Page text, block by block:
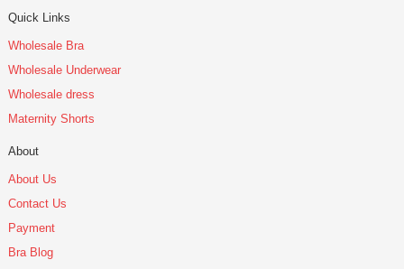
Quick Links
Wholesale Bra
Wholesale Underwear
Wholesale dress
Maternity Shorts
About
About Us
Contact Us
Payment
Bra Blog